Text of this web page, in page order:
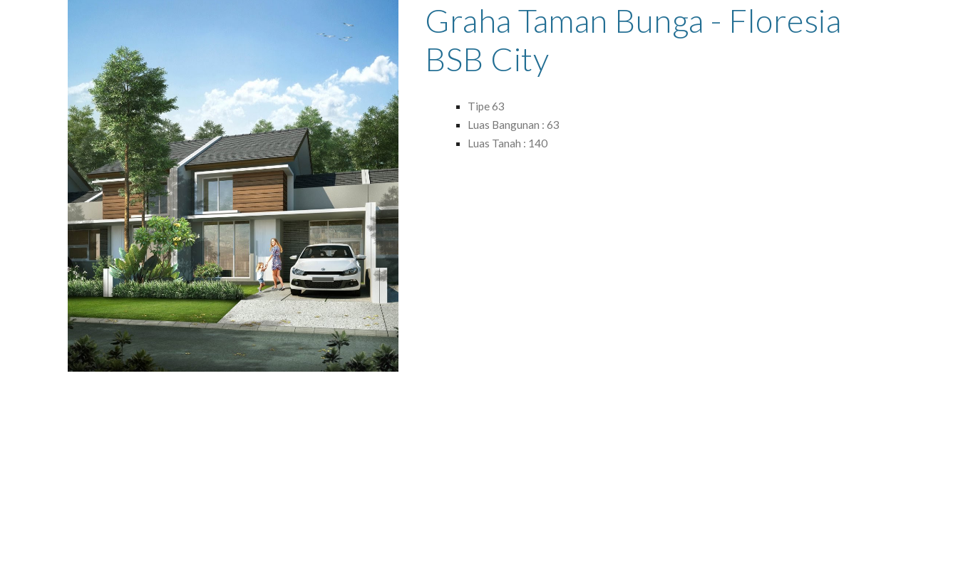
Graha Taman Bunga - Floresia
BSB City
Tipe 63
Luas Bangunan : 63
Luas Tanah : 140